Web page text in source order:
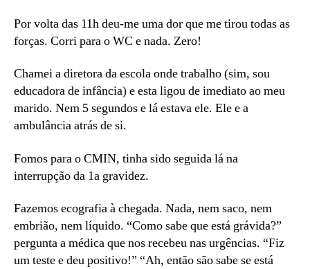
Por volta das 11h deu-me uma dor que me tirou todas as
forças. Corri para o WC e nada. Zero!
Chamei a diretora da escola onde trabalho (sim, sou
educadora de infância) e esta ligou de imediato ao meu
marido. Nem 5 segundos e lá estava ele. Ele e a
ambulância atrás de si.
Fomos para o CMIN, tinha sido seguida lá na
interrupção da 1a gravidez.
Fazemos ecografia à chegada. Nada, nem saco, nem
embrião, nem líquido. “Como sabe que está grávida?”
pergunta a médica que nos recebeu nas urgências. “Fiz
um teste e deu positivo!” “Ah, então são sabe se está